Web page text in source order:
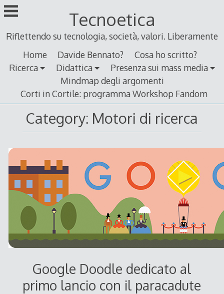
Skip
to
Tecnoetica
Riflettendo su tecnologia, società, valori. Liberamente
Home
Davide Bennato?
Cosa ho scritto?
Ricerca
Didattica
Presenza sui mass media
Mindmap degli argomenti
Corti in Cortile: programma Workshop Fandom
Category: Motori di ricerca
Google Doodle dedicato al
primo lancio con il paracadute